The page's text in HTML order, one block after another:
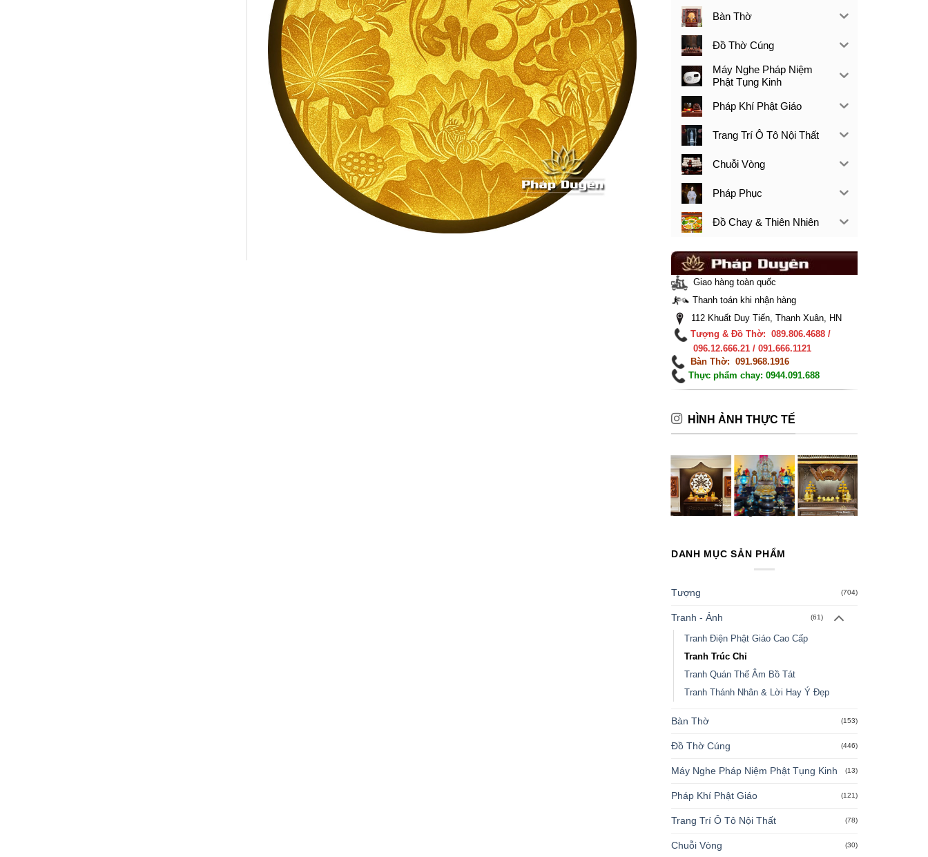
Bàn Thờ
Đồ Thờ Cúng
Máy Nghe Pháp Niệm
Phật Tụng Kinh
Pháp Khí Phật Giáo
Trang Trí Ô Tô Nội Thất
Chuỗi Vòng
Pháp Phục
Đồ Chay & Thiên Nhiên
Giao hàng toàn quốc
Thanh toán khi nhận hàng
112 Khuất Duy Tiến, Thanh Xuân, HN
Tượng & Đồ Thờ: 089.806.4688 /
096.12.666.21 / 091.666.1121
Bàn Thờ: 091.968.1916
Thực phẩm chay: 0944.091.688
HÌNH ẢNH THỰC TẾ
DANH MỤC SẢN PHẨM
Tượng (704)
Tranh - Ảnh (61)
Tranh Điện Phật Giáo Cao Cấp
Tranh Trúc Chỉ
Tranh Quán Thế Âm Bồ Tát
Tranh Thánh Nhân & Lời Hay Ý Đẹp
Bàn Thờ (153)
Đồ Thờ Cúng (446)
Máy Nghe Pháp Niệm Phật Tụng Kinh (13)
Pháp Khí Phật Giáo (121)
Trang Trí Ô Tô Nội Thất (78)
Chuỗi Vòng (30)